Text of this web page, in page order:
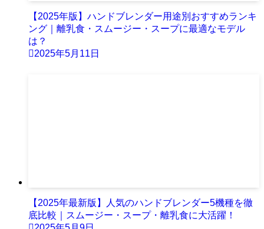
【2025年版】ハンドブレンダー用途別おすすめランキ
ング｜離乳食・スムージー・スープに最適なモデル
は？
2025年5月11日
【2025年最新版】人気のハンドブレンダー5機種を徹
底比較｜スムージー・スープ・離乳食に大活躍！